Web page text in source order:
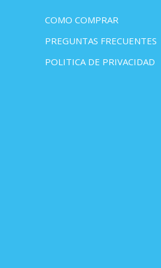
COMO COMPRAR
PREGUNTAS FRECUENTES
POLITICA DE PRIVACIDAD